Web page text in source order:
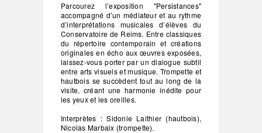
Parcourez l’exposition "Persistances"
accompagné d’un médiateur et au rythme
d’interprétations musicales d’élèves du
Conservatoire de Reims. Entre classiques
du répertoire contemporain et créations
originales en écho aux œuvres exposées,
laissez-vous porter par un dialogue subtil
entre arts visuels et musique. Trompette et
hautbois se succèdent tout au long de la
visite, créant une harmonie inédite pour
les yeux et les oreilles.
Interprètes : Sidonie Laithier (hautbois),
Nicolas Marbaix (trompette).